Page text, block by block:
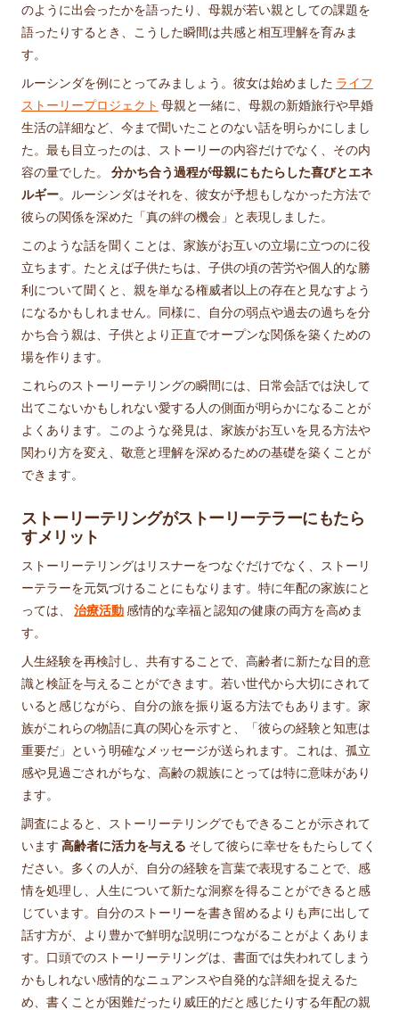
のように出会ったかを語ったり、母親が若い親としての課題を
語ったりするとき、こうした瞬間は共感と相互理解を育みま
す。
ルーシンダを例にとってみましょう。彼女は始めました ライフ
ストーリープロジェクト 母親と一緒に、母親の新婚旅行や早婚
生活の詳細など、今まで聞いたことのない話を明らかにしまし
た。最も目立ったのは、ストーリーの内容だけでなく、その内
容の量でした。 分かち合う過程が母親にもたらした喜びとエネ
ルギー。ルーシンダはそれを、彼女が予想もしなかった方法で
彼らの関係を深めた「真の絆の機会」と表現しました。
このような話を聞くことは、家族がお互いの立場に立つのに役
立ちます。たとえば子供たちは、子供の頃の苦労や個人的な勝
利について聞くと、親を単なる権威者以上の存在と見なすよう
になるかもしれません。同様に、自分の弱点や過去の過ちを分
かち合う親は、子供とより正直でオープンな関係を築くための
場を作ります。
これらのストーリーテリングの瞬間には、日常会話では決して
出てこないかもしれない愛する人の側面が明らかになることが
よくあります。このような発見は、家族がお互いを見る方法や
関わり方を変え、敬意と理解を深めるための基礎を築くことが
できます。
ストーリーテリングがストーリーテラーにもたら
すメリット
ストーリーテリングはリスナーをつなぐだけでなく、ストーリ
ーテラーを元気づけることにもなります。特に年配の家族にと
っては、 治療活動感情的な幸福と認知の健康の両方を高めま
す。
人生経験を再検討し、共有することで、高齢者に新たな目的意
識と検証を与えることができます。若い世代から大切にされて
いると感じながら、自分の旅を振り返る方法でもあります。家
族がこれらの物語に真の関心を示すと、「彼らの経験と知恵は
重要だ」という明確なメッセージが送られます。これは、孤立
感や見過ごされがちな、高齢の親族にとっては特に意味があり
ます。
調査によると、ストーリーテリングでもできることが示されて
います 高齢者に活力を与える そして彼らに幸せをもたらしてく
ださい。多くの人が、自分の経験を言葉で表現することで、感
情を処理し、人生について新たな洞察を得ることができると感
じています。自分のストーリーを書き留めるよりも声に出して
話す方が、より豊かで鮮明な説明につながることがよくありま
す。口頭でのストーリーテリングは、書面では失われてしまう
かもしれない感情的なニュアンスや自発的な詳細を捉えるた
め、書くことが困難だったり威圧的だと感じたりする年配の親